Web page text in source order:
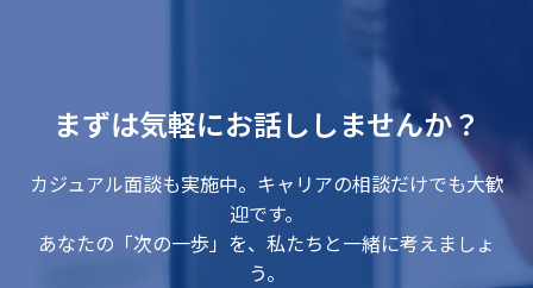
まずは気軽にお話ししませんか？
カジュアル面談も実施中。キャリアの相談だけでも大歓
迎です。
あなたの「次の一歩」を、私たちと一緒に考えましょ
う。